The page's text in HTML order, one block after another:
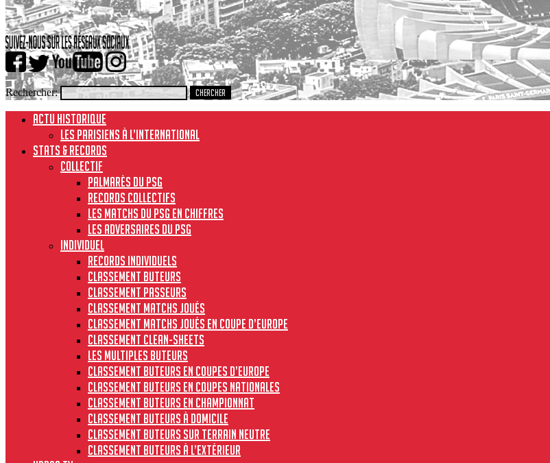
Rechercher:
ACTU HISTORIQUE
Les Parisiens à l’international
STATS & RECORDS
Collectif
Palmarès du PSG
Records collectifs
Les matchs du PSG en chiffres
Les adversaires du PSG
Individuel
Records individuels
Classement buteurs
Classement passeurs
Classement matchs joués
Classement matchs joués en Coupe d’Europe
Classement clean-sheets
Les multiples buteurs
Classement buteurs en coupes d’Europe
Classement buteurs en coupes nationales
Classement buteurs en championnat
Classement buteurs à domicile
Classement buteurs sur terrain neutre
Classement buteurs à l’extérieur